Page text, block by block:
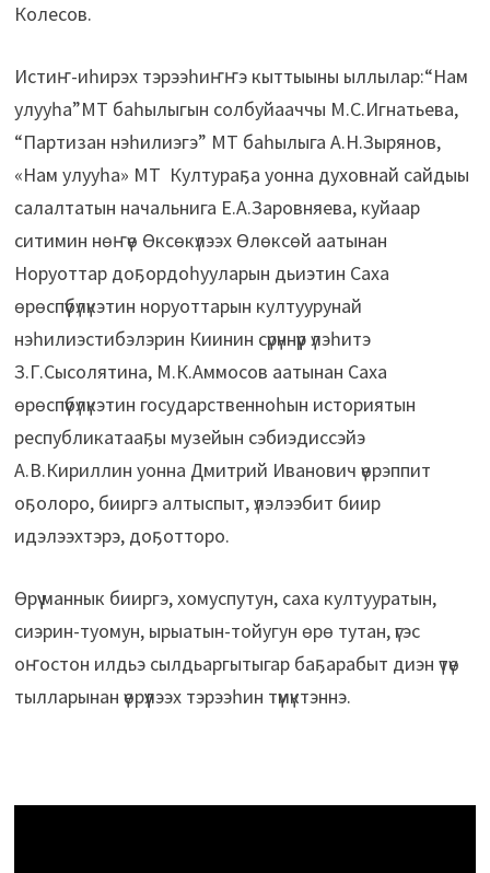
Колесов.
Истиҥ-иһирэх тэрээһиҥҥэ кыттыыны ыллылар:“Нам
улууһа”МТ баһылыгын солбуйааччы М.С.Игнатьева,
“Партизан нэһилиэгэ” МТ баһылыга А.Н.Зырянов,
«Нам улууһа» МТ Култураҕа уонна духовнай сайдыы
салалтатын начальнига Е.А.Заровняева, куйаар
ситимин нөҥүө Өксөкүлээх Өлөксөй аатынан
Норуоттар доҕордоһууларын дьиэтин Саха
өрөспүүбүлүкэтин норуоттарын култуурунай
нэһилиэстибэлэрин Киинин сүрүннүүр үлэһитэ
З.Г.Сысолятина, М.К.Аммосов аатынан Саха
өрөспүүбүлүкэтин государственноһын историятын
республикатааҕы музейын сэбиэдиссэйэ
А.В.Кириллин уонна Дмитрий Иванович үөрэппит
оҕолоро, бииргэ алтыспыт, үлэлээбит биир
идэлээхтэрэ, доҕотторо.
Өрүү маннык бииргэ, хомуспутун, саха култууратын,
сиэрин-туомун, ырыатын-тойугун өрө тутан, үгэс
оҥостон илдьэ сылдьаргытыгар баҕарабыт диэн үтүө
тылларынан үөрүүлээх тэрээһин түмүктэннэ.